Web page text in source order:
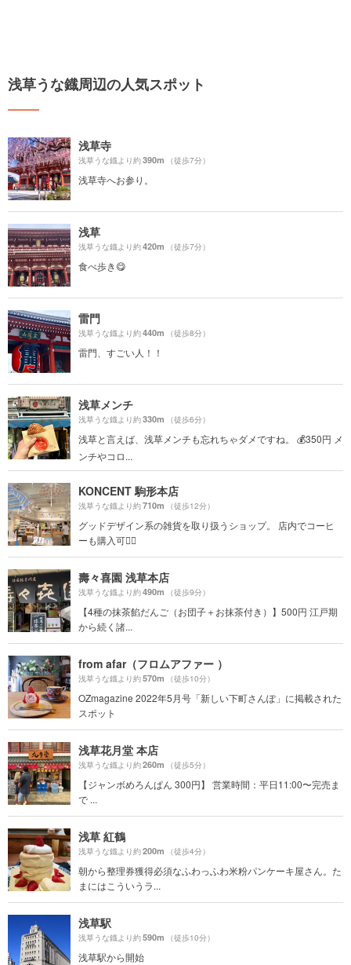
浅草うな鐡周辺の人気スポット
浅草寺
浅草うな鐡より約390m （徒歩7分）
浅草寺へお参り。
浅草
浅草うな鐡より約420m （徒歩7分）
食べ歩き😋
雷門
浅草うな鐡より約440m （徒歩8分）
雷門、すごい人！！
浅草メンチ
浅草うな鐡より約330m （徒歩6分）
浅草と言えば、浅草メンチも忘れちゃダメですね。 💰350円 メ
ンチやコロ...
KONCENT 駒形本店
浅草うな鐡より約710m （徒歩12分）
グッドデザイン系の雑貨を取り扱うショップ。 店内でコーヒ
ーも購入可🙆‍♀️
壽々喜園 浅草本店
浅草うな鐡より約490m （徒歩9分）
【4種の抹茶餡だんご（お団子＋お抹茶付き）】500円 江戸期
から続く諸...
from afar（フロムアファー ）
浅草うな鐡より約570m （徒歩10分）
OZmagazine 2022年5月号「新しい下町さんぽ」に掲載された
スポット
浅草花月堂 本店
浅草うな鐡より約260m （徒歩5分）
【ジャンボめろんぱん 300円】 営業時間：平日11:00〜完売ま
で ...
浅草 紅鶴
浅草うな鐡より約200m （徒歩4分）
朝から整理券獲得必須なふわっふわ米粉パンケーキ屋さん。た
まにはこういうラ...
浅草駅
浅草うな鐡より約590m （徒歩10分）
浅草駅から開始